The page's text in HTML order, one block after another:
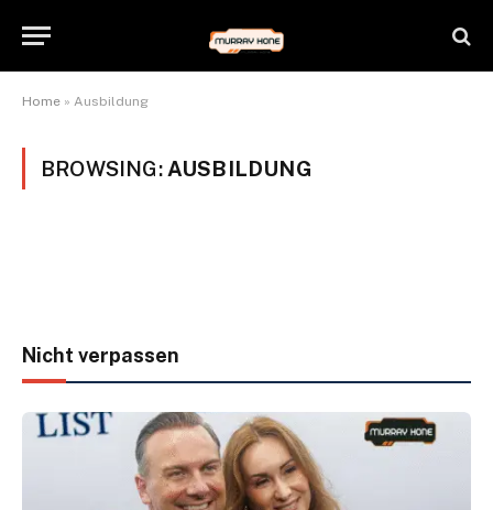
Home » Ausbildung
BROWSING: AUSBILDUNG
Nicht verpassen